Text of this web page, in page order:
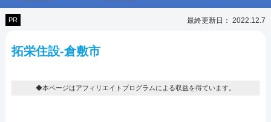
PR 最終更新日： 2022.12.7
拓栄住設-倉敷市
◆本ページはアフィリエイトプログラムによる収益を得ています。